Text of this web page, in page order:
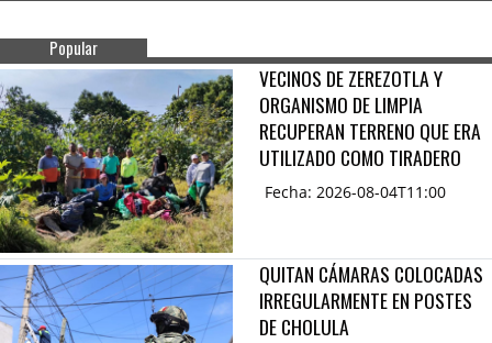
Popular
VECINOS DE ZEREZOTLA Y
ORGANISMO DE LIMPIA
RECUPERAN TERRENO QUE ERA
UTILIZADO COMO TIRADERO
Fecha: 2026-08-04T11:00
QUITAN CÁMARAS COLOCADAS
IRREGULARMENTE EN POSTES
DE CHOLULA